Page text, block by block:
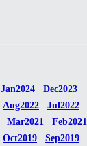
Jan2024
Dec2023
Aug2022
Jul2022
Mar2021
Feb2021
Oct2019
Sep2019